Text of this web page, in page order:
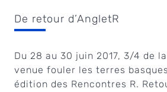
De retour d’AngletR
Du 28 au 30 juin 2017, 3/4 de
venue fouler les terres
édition des Rencontres R.